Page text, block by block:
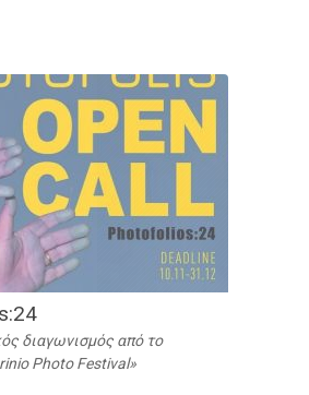
διαγωνισμός από το
Photo Festival